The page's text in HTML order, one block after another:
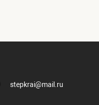
stepkrai@mail.ru